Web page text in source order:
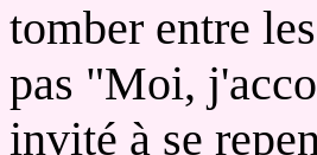
tomber entre
pas "Moi,
invité à se